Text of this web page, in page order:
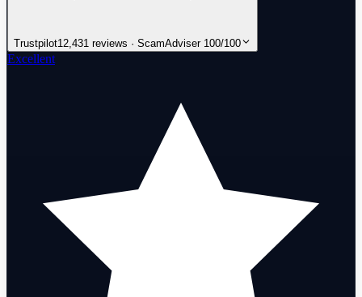
Trustpilot12,431 reviews · ScamAdviser 100/100
Excellent